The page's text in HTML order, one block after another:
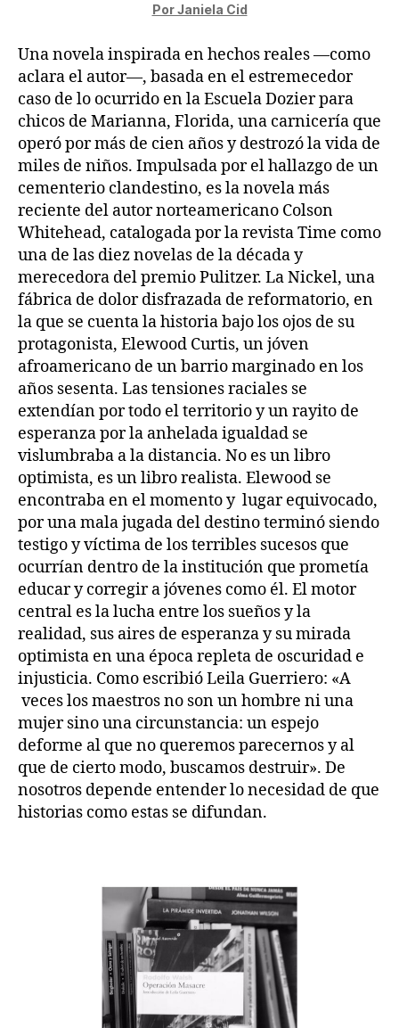
Por Janiela Cid
Una novela inspirada en hechos reales —como
aclara el autor—, basada en el estremecedor
caso de lo ocurrido en la Escuela Dozier para
chicos de Marianna, Florida, una carnicería que
operó por más de cien años y destrozó la vida de
miles de niños. Impulsada por el hallazgo de un
cementerio clandestino, es la novela más
reciente del autor norteamericano Colson
Whitehead, catalogada por la revista Time como
una de las diez novelas de la década y
merecedora del premio Pulitzer. La Nickel, una
fábrica de dolor disfrazada de reformatorio, en
la que se cuenta la historia bajo los ojos de su
protagonista, Elewood Curtis, un jóven
afroamericano de un barrio marginado en los
años sesenta. Las tensiones raciales se
extendían por todo el territorio y un rayito de
esperanza por la anhelada igualdad se
vislumbraba a la distancia. No es un libro
optimista, es un libro realista. Elewood se
encontraba en el momento y lugar equivocado,
por una mala jugada del destino terminó siendo
testigo y víctima de los terribles sucesos que
ocurrían dentro de la institución que prometía
educar y corregir a jóvenes como él. El motor
central es la lucha entre los sueños y la
realidad, sus aires de esperanza y su mirada
optimista en una época repleta de oscuridad e
injusticia. Como escribió Leila Guerriero: «A
veces los maestros no son un hombre ni una
mujer sino una circunstancia: un espejo
deforme al que no queremos parecernos y al
que de cierto modo, buscamos destruir». De
nosotros depende entender lo necesidad de que
historias como estas se difundan.